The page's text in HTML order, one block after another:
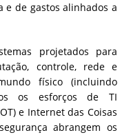
e de gastos alinhados a
projetados para
controle, rede e
físico (incluindo
os esforços de TI
e Internet das Coisas
abrangem os